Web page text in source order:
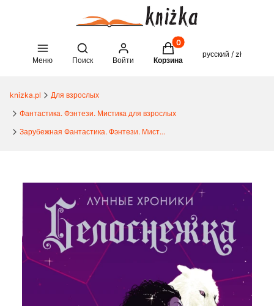
Меню
Open search engine
Поиск Войти
Товары в корзине: 0.
Корзина
русский / zł
knizka.pl
Для взрослых
Фантастика. Фэнтези. Мистика для взрослых
Зарубежная Фантастика. Фэнтези. Мистика